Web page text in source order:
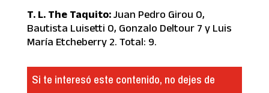
T. L. The Taquito: Juan Pedro Girou 0,
Bautista Luisetti 0, Gonzalo Deltour 7 y Luis
María Etcheberry 2. Total: 9.
Si te interesó este contenido, no dejes de